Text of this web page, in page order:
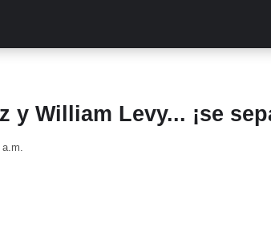
y William Levy... ¡se
a.m.